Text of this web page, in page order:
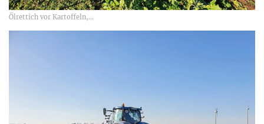
Ölrettich vor Kartoffeln,...